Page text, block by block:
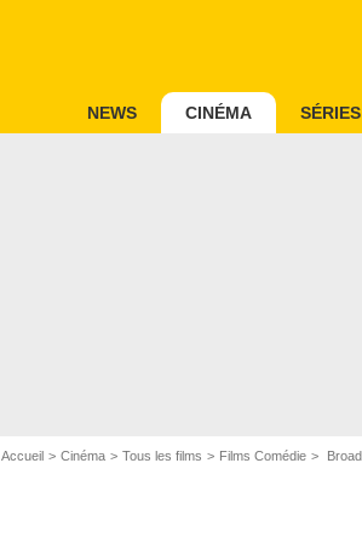
NEWS CINÉMA SÉRIES
Accueil Cinéma Tous les films Films Comédie